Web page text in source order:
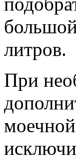
литров.
При